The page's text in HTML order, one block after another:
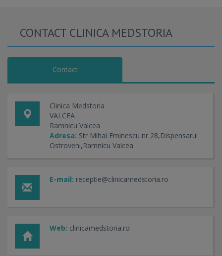
CONTACT CLINICA MEDSTORIA
Contact
Clinica Medstoria
VALCEA
Ramnicu Valcea
Adresa: Str Mihai Eminescu nr 28,Dispensarul
Ostroveni,Ramnicu Valcea
E-mail: receptie@clinicamedstoria.ro
Web: clinicamedstoria.ro